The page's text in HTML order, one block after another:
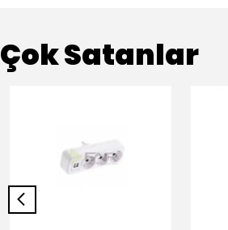
Çok Satanlar